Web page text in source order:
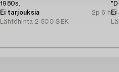
1980s.
Ei tarjouksia
2p 6 h
Lähtöhinta 2 500 SEK